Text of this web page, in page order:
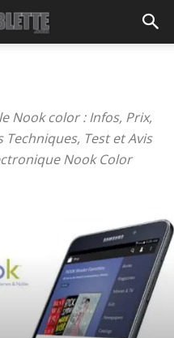
Nook color : Infos, Prix,
Test et Avis
Nook Color